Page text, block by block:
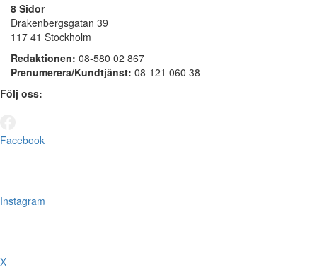
8 Sidor
Drakenbergsgatan 39
117 41 Stockholm
Redaktionen: 08-580 02 867
Prenumerera/Kundtjänst: 08-121 060 38
Följ oss:
Facebook
Instagram
X